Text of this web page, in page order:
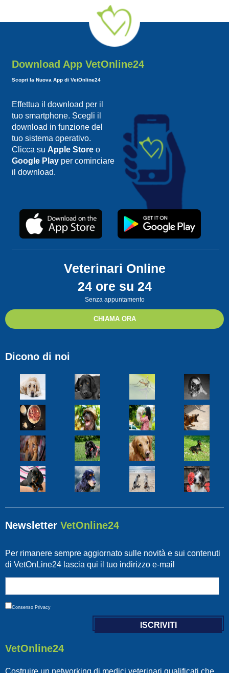
Download App VetOnline24
Scopri la Nuova App di VetOnline24
Effettua il download per il
tuo smartphone. Scegli il
download in funzione del
tuo sistema operativo.
Clicca su Apple Storeo
Google Playper cominciare
il download.
Veterinari Online
24 ore su 24
Senza appuntamento
CHIAMA ORA
Dicono di noi
Newsletter VetOnline24
Per rimanere sempre aggiornato sulle novità e sui contenuti
di VetOnLine24 lascia qui il tuo indirizzo e-mail
Consenso Privacy
VetOnline24
Costruire un networking di medici veterinari qualificati che